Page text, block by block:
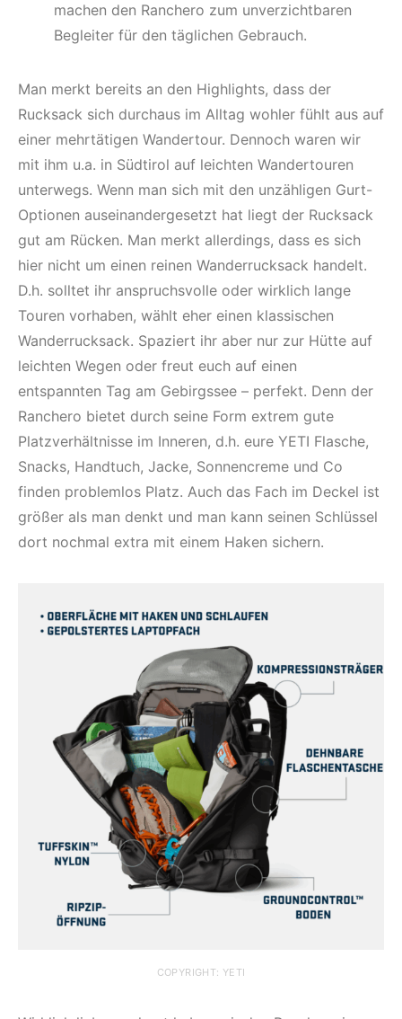
machen den Ranchero zum unverzichtbaren
Begleiter für den täglichen Gebrauch.
Man merkt bereits an den Highlights, dass der
Rucksack sich durchaus im Alltag wohler fühlt aus auf
einer mehrtätigen Wandertour. Dennoch waren wir
mit ihm u.a. in Südtirol auf leichten Wandertouren
unterwegs. Wenn man sich mit den unzähligen Gurt-
Optionen auseinandergesetzt hat liegt der Rucksack
gut am Rücken. Man merkt allerdings, dass es sich
hier nicht um einen reinen Wanderrucksack handelt.
D.h. solltet ihr anspruchsvolle oder wirklich lange
Touren vorhaben, wählt eher einen klassischen
Wanderrucksack. Spaziert ihr aber nur zur Hütte auf
leichten Wegen oder freut euch auf einen
entspannten Tag am Gebirgssee – perfekt. Denn der
Ranchero bietet durch seine Form extrem gute
Platzverhältnisse im Inneren, d.h. eure YETI Flasche,
Snacks, Handtuch, Jacke, Sonnencreme und Co
finden problemlos Platz. Auch das Fach im Deckel ist
größer als man denkt und man kann seinen Schlüssel
dort nochmal extra mit einem Haken sichern.
COPYRIGHT: YETI